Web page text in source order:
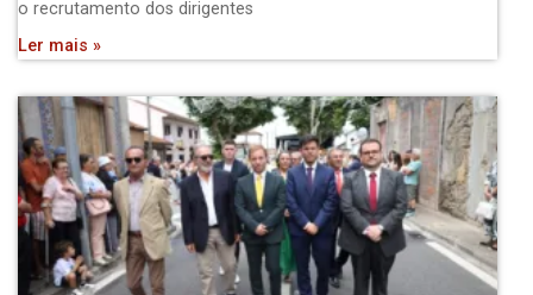
o recrutamento dos dirigentes
Ler mais »